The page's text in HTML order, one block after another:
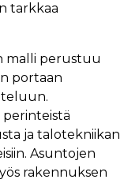
tarkkaa
malli perustuu
portaan
ja talotekniikan
Asuntojen
rakennuksen